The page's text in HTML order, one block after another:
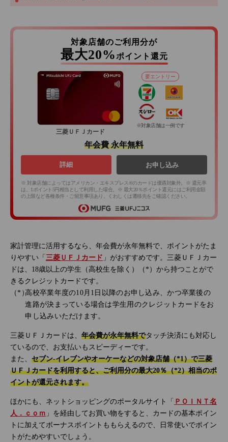
対象店舗のご利用分が
最大20% ポイント還元
三菱ＵＦＪカード
要エントリー
※対象店舗は一例です
年会費 永年無料
詳細 お申し込み
※ 対象店舗によってはアメリカン・エキスプレス®のカードは優遇対象外。※ 還元率
は、1ポイント5円相当として利用した場合。※ 最大20％ポイント還元にはご利用金額
の上限など各種条件・ご留意事項あり。くわしくは遷移先をご確認ください。
家計管理に活用するなら、年会費が永年無料で、ポイントがたま
りやすい「 三菱ＵＦＪカード 」がおすすめです。三菱ＵＦＪカー
ドは、18歳以上の学生（高校生を除く）（*）から持つことがで
きるクレジットカードです。
高校卒業年度の10月1日以降のお申し込み、かつ卒業後の
進路が決まっている場合は学生用のクレジットカードをお
申し込みいただけます。
三菱ＵＦＪカードは、 年会費が永年無料でタッチ決済にも対応し
ているので、お支払いもスピーディーです。
また、 セブン‐イレブンやオーケーなどの対象店舗（*1）で三菱
ＵＦＪカードを利用すると、ご利用分の最大20％（*2）相当のポ
イントが還元されます。
ほかにも、ネットショッピングのポータルサイト「
ＰＯＩＮＴ名
人．ｃｏｍ 」を経由してお買い物をすると、カードの基本ポイン
トに加えてボーナスポイントももらえるので、日常使いでポイン
トがためやすいでしょう。